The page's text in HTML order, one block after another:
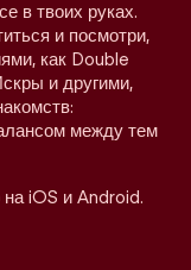
в твоих руках.
и посмотри,
как Double
и другими,
между тем
iOS и Android.